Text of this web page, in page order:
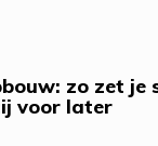
zo zet je
voor later